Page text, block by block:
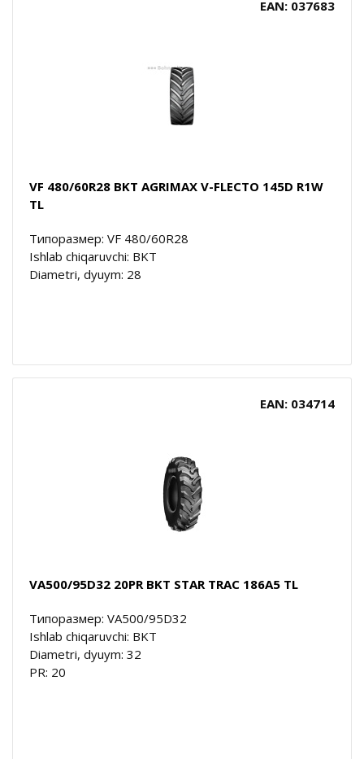
EAN: 037683
VF 480/60R28 BKT AGRIMAX V-FLECTO 145D R1W
TL
Типоразмер: VF 480/60R28
Ishlab chiqaruvchi: BKT
Diametri, dyuym: 28
EAN: 034714
VA500/95D32 20PR BKT STAR TRAC 186A5 TL
Типоразмер: VA500/95D32
Ishlab chiqaruvchi: BKT
Diametri, dyuym: 32
PR: 20